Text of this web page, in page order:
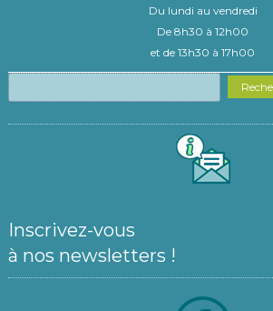
Du lundi au vendredi
De 8h30 à 12h00
et de 13h30 à 17h00
Inscrivez-vous
à nos newsletters !